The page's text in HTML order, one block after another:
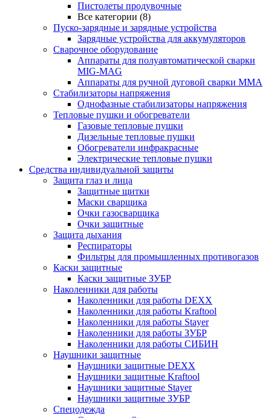
Пистолеты продувочные
Все категории (8)
Пуско-зарядные и зарядные устройства
Зарядные устройства для аккумуляторов
Сварочное оборудование
Аппараты для полуавтоматической сварки
MIG-MAG
Аппараты для ручной дуговой сварки MMA
Стабилизаторы напряжения
Однофазные стабилизаторы напряжения
Тепловые пушки и обогреватели
Газовые тепловые пушки
Дизельные тепловые пушки
Обогреватели инфракрасные
Электрические тепловые пушки
Средства индивидуальной защиты
Защита глаз и лица
Защитные щитки
Маски сварщика
Очки газосварщика
Очки защитные
Защита дыхания
Респираторы
Фильтры для промышленных противогазов
Каски защитные
Каски защитные ЗУБР
Наколенники для работы
Наколенники для работы DEXX
Наколенники для работы Kraftool
Наколенники для работы Stayer
Наколенники для работы ЗУБР
Наколенники для работы СИБИН
Наушники защитные
Наушники защитные DEXX
Наушники защитные Kraftool
Наушники защитные Stayer
Наушники защитные ЗУБР
Спецодежда